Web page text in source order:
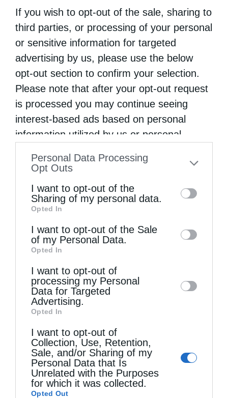
If you wish to opt-out of the sale, sharing to
third parties, or processing of your personal
or sensitive information for targeted
advertising by us, please use the below
opt-out section to confirm your selection.
Please note that after your opt-out request
is processed you may continue seeing
interest-based ads based on personal
information utilized by us or personal
to your opt-out. You may separately opt-out
information by third parties on the IAB’s list
of downstream participants. This
information may also be disclosed by us to
third parties on theIAB’s List of
Downstream Participants
disclose it to other third parties.
Personal Data Processing
Opt Outs
I want to opt-out of the
Sharing of my personal data.
Opted In
I want to opt-out of the Sale
of my Personal Data.
Opted In
I want to opt-out of
processing my Personal
Data for Targeted
Advertising.
Opted In
I want to opt-out of
Collection, Use, Retention,
Sale, and/or Sharing of my
Personal Data that Is
Unrelated with the Purposes
for which it was collected.
Opted Out
επέτειό σας, δεν κρατήσατε τη χαρά αυτή για
τον εαυτό σας. Αλλά μοιράσατε τη χαρά σας
με τη χειροτονία του νέου Διακόνου και,
όπως κάθε φορά, μοιράζεστε τις χαρές με
όλους εμάς». Περαιτέρω, ο Θεοφιλέστατος,
εκ μέρους της Ιεράς Επαρχιακής Συνόδου,
του Κλήρου και του Λαού της
Σεβασμιώτατο «ο Θεός να σας δυναμώνει, να
σας χαριτώνει και να σας δίνει υπομονή»,
διότι, όπως επισήμανε, «γνωρίζουμε ότι το
έργο το οποίο έχετε αναλάβει, είναι ένα
έργο δύσκολο. Αλλά αν κοιτάξουμε πίσω, σε
έγινε μια μεγάλη αλλαγή στην Αρχιεπισκοπή
Αυστραλίας – με το νέο Σύνταγμα, με την
Επαρχιακή Σύνοδο, με τις χειροτονίες
πολλών κληρικών και με όλα αυτά τα οποία
εσείς, σεπτέ μας Ποιμενάρχα και Γέροντα,
διακονείτε».